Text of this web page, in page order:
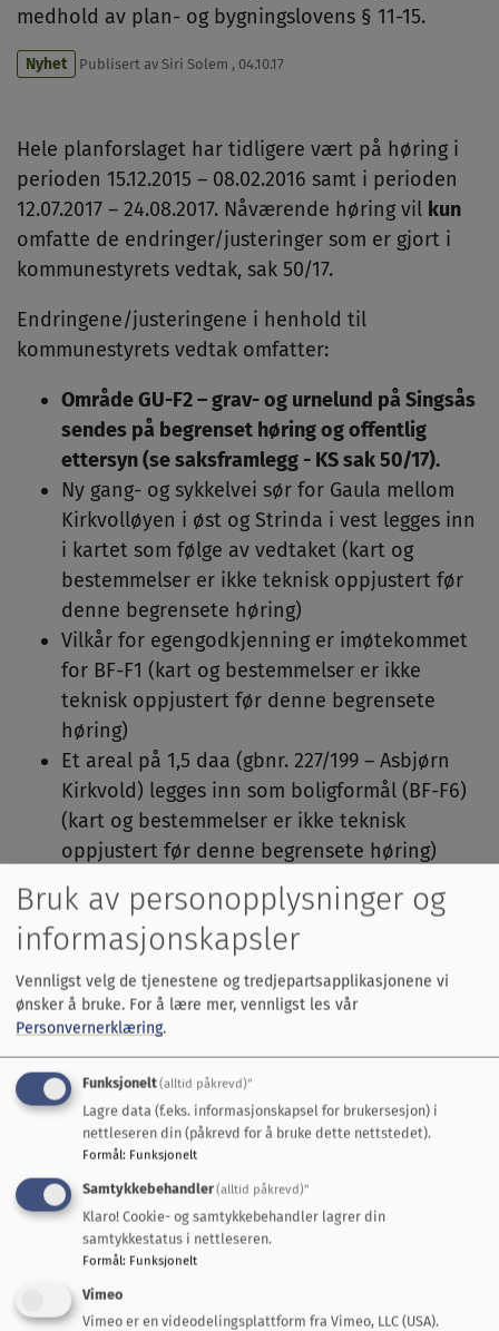
medhold av plan- og bygningslovens § 11-15.
Nyhet Publisert av Siri Solem , 04.10.17
Hele planforslaget har tidligere vært på høring i
perioden 15.12.2015 – 08.02.2016 samt i perioden
12.07.2017 – 24.08.2017. Nåværende høring vil kun
omfatte de endringer/justeringer som er gjort i
kommunestyrets vedtak, sak 50/17.
Endringene/justeringene i henhold til
kommunestyrets vedtak omfatter:
Område GU-F2 – grav- og urnelund på Singsås
sendes på begrenset høring og offentlig
ettersyn (se saksframlegg - KS sak 50/17).
Ny gang- og sykkelvei sør for Gaula mellom
Kirkvolløyen i øst og Strinda i vest legges inn
i kartet som følge av vedtaket (kart og
bestemmelser er ikke teknisk oppjustert før
denne begrensete høring)
Vilkår for egengodkjenning er imøtekommet
for BF-F1 (kart og bestemmelser er ikke
teknisk oppjustert før denne begrensete
høring)
Et areal på 1,5 daa (gbnr. 227/199 – Asbjørn
Kirkvold) legges inn som boligformål (BF-F6)
(kart og bestemmelser er ikke teknisk
oppjustert før denne begrensete høring)
Det vises til vedlagt dokumenter: «Saksframlegg»
for å få en nærmere oversikt over vedtaket. Det
vises for øvrig til planforslaget med tilhørende
dokumenter i sin helhet.
Merknader og uttalelser til endringer i
planforslaget sendes skriftlig til Midtre Gauldal
kommune ved Enhet for Næring, Plan og
Forvaltning. Fortrinnsvis via e-post:
postmottak@mgk.no
Høringsfrist 15. November 2017
Bruk av personopplysninger og
informasjonskapsler
Vennligst velg de tjenestene og tredjepartsapplikasjonene vi
ønsker å bruke. For å lære mer, vennligst les vår
Personvernerklæring.
Funksjonelt(alltid påkrevd)"
Lagre data (f.eks. informasjonskapsel for brukersesjon) i
nettleseren din (påkrevd for å bruke dette nettstedet).
Formål: Funksjonelt
Samtykkebehandler(alltid påkrevd)"
Klaro! Cookie- og samtykkebehandler lagrer din
samtykkestatus i nettleseren.
Formål: Funksjonelt
Vimeo
Vimeo er en videodelingsplattform fra Vimeo, LLC (USA).